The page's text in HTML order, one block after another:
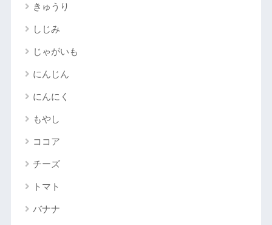
きゅうり
しじみ
じゃがいも
にんじん
にんにく
もやし
ココア
チーズ
トマト
バナナ